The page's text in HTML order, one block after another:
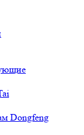
Dongfeng